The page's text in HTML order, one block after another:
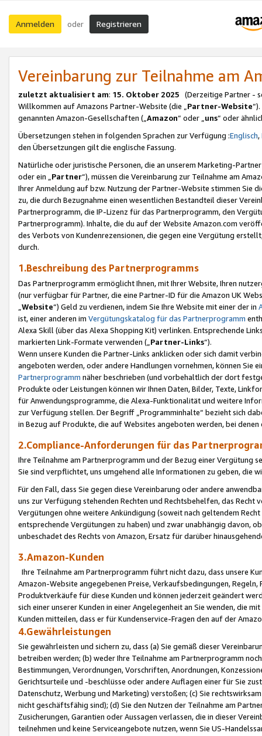
Anmelden oder Registrieren
Vereinbarung zur Teilnahme am
zuletzt aktualisiert am: 15. Oktober 2025 (Derzeitige Partner -
Willkommen auf Amazons Partner-Website (die „Partner-Website
genannten Amazon-Gesellschaften („Amazon“ oder „uns“ oder
Übersetzungen stehen in folgenden Sprachen zur Verfügung :Englisch,
den Übersetzungen gilt die englische Fassung.
Natürliche oder juristische Personen, die an unserem Marketing-
oder ein „Partner“), müssen die Vereinbarung zur Teilnahme am
Ihrer Anmeldung auf bzw. Nutzung der Partner-Website stimmen Sie
zu, die durch Bezugnahme einen wesentlichen Bestandteil dieser
Partnerprogramm, die IP-Lizenz für das Partnerprogramm, den
Partnerprogramm). Inhalte, die du auf der Website Amazon.com
des Verbots von Kundenrezensionen, die gegen eine Vergütung
durch.
1.Beschreibung des Partnerprogramms
Das Partnerprogramm ermöglicht Ihnen, mit Ihrer Website, Ihren
(nur verfügbar für Partner, die eine Partner-ID für die Amazon UK
Website“) Geld zu verdienen, indem Sie Ihre Website mit einer der in
ist, einer anderen im Vergütungskatalog für das Partnerprogramm
Alexa Skill (über das Alexa Shopping Kit) verlinken. Entsprechende
markierten Link-Formate verwenden („ Partner-Links“).
Wenn unsere Kunden die Partner-Links anklicken oder sich damit
angeboten werden, oder andere Handlungen vornehmen, können Sie
Partnerprogramm näher beschrieben (und vorbehaltlich der dort
Produkte oder Leistungen können wir Ihnen Daten, Bilder, Texte,
für Anwendungsprogramme, die Alexa-Funktionalität und weitere
zur Verfügung stellen. Der Begriff „Programminhalte“ bezieht sich
in Bezug auf Produkte, die auf Websites angeboten werden, bei
2.Compliance-Anforderungen für das
Ihre Teilnahme am Partnerprogramm und der Bezug einer Vergütung
Sie sind verpflichtet, uns umgehend alle Informationen zu geben, die
Für den Fall, dass Sie gegen diese Vereinbarung oder andere
uns zur Verfügung stehenden Rechten und Rechtsbehelfen, das
Vergütungen ohne weitere Ankündigung (soweit nach geltendem
entsprechende Vergütungen zu haben) und zwar unabhängig davon,
unbeschadet des Rechts von Amazon, Ersatz für darüber
3.Amazon-Kunden
Ihre Teilnahme am Partnerprogramm führt nicht dazu, dass unsere
Amazon-Website angegebenen Preise, Verkaufsbedingungen,
Produktverkäufe für diese Kunden und können jederzeit geändert
sich einer unserer Kunden in einer Angelegenheit an Sie wenden, die
Kunden mitteilen, dass er für Kundenservice-Fragen den auf der
4.Gewährleistungen
Sie gewährleisten und sichern zu, dass (a) Sie gemäß dieser
betreiben werden; (b) weder Ihre Teilnahme am Partnerprogramm
Bestimmungen, Verordnungen, Vorschriften, Anordnungen,
Gerichtsurteile und -beschlüsse oder andere Auflagen einer für Sie
Datenschutz, Werbung und Marketing) verstoßen; (c) Sie
nicht geschäftsfähig sind); (d) Sie den Nutzen der Teilnahme am
Zusicherungen, Garantien oder Aussagen verlassen, die in dieser
teilnehmen und keine Serviceangebote nutzen, wenn Sie US-